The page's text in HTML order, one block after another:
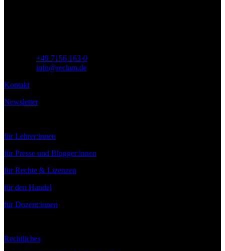
+49 7156 163-0
info@reclam.de
Kontakt
Newsletter
für Lehrer:innen
für Presse und Blogger:innen
für Rechte & Lizenzen
für den Handel
für Dozent:innen
Rechtliches